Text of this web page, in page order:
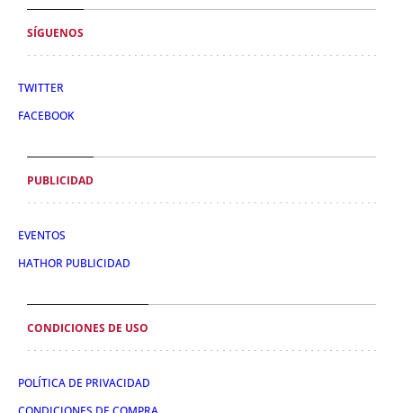
SÍGUENOS
TWITTER
FACEBOOK
PUBLICIDAD
EVENTOS
HATHOR PUBLICIDAD
CONDICIONES DE USO
POLÍTICA DE PRIVACIDAD